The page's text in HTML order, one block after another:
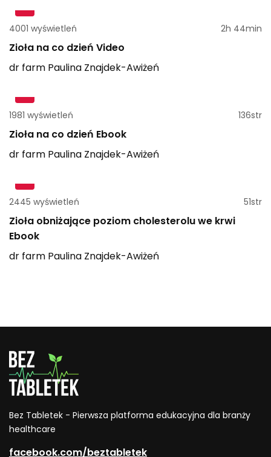
4001 wyświetleń 2h 44min
Zioła na co dzień Video
dr farm Paulina Znajdek-Awiżeń
1981 wyświetleń 136str
Zioła na co dzień Ebook
dr farm Paulina Znajdek-Awiżeń
2445 wyświetleń 51str
Zioła obniżające poziom cholesterolu we krwi
Ebook
dr farm Paulina Znajdek-Awiżeń
Bez Tabletek - Pierwsza platforma edukacyjna dla branży
healthcare
facebook.com/beztabletek